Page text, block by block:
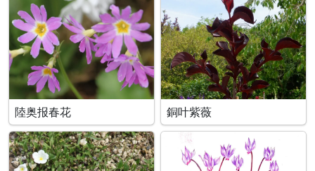
陸奥报春花 銅叶紫薇